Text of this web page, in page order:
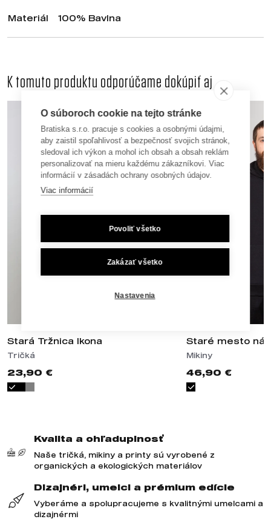
Materiál 100% Bavlna
K tomuto produktu odporúčame dokúpiť aj
Stará Tržnica Ikona
Tričká
23,90 €
Staré mesto
Mikiny
46,90 €
Kvalita a ohľaduplnosť
Naše tričká, mikiny a printy sú vyrobené z
organických a ekologických materiálov
Dizajnéri, umelci a prémium edície
Vyberáme a spolupracujeme s kvalitnými umelcami a
dizajnérmi
O súboroch cookie na tejto stránke
Bratiska s.r.o. pracuje s cookies a osobnými údajmi,
aby zaistil spoľahlivosť a bezpečnosť svojich stránok,
sledoval ich výkon a mohol ich obsah a obsah reklám
personalizovať na mieru každému zákazníkovi. Viac
informácií v zásadách ochrany osobných údajov.
Viac informácií
Povoliť všetko
Zakázať všetko
Nastavenia